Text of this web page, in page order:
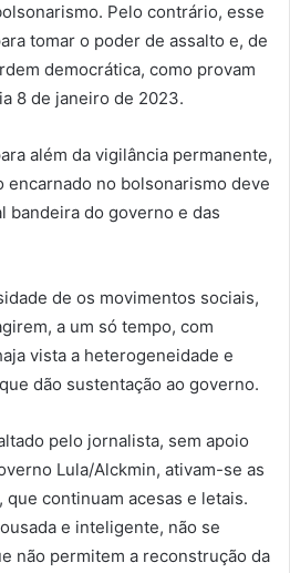
Pelo contrário, esse
tomar o poder de assalto e, de
democrática, como provam
8 de janeiro de 2023.
além da vigilância permanente,
encarnado no bolsonarismo deve
bandeira do governo e das
de os movimentos sociais,
a um só tempo, com
vista a heterogeneidade e
dão sustentação ao governo.
pelo jornalista, sem apoio
Lula/Alckmin, ativam-se as
continuam acesas e letais.
e inteligente, não se
não permitem a reconstrução da